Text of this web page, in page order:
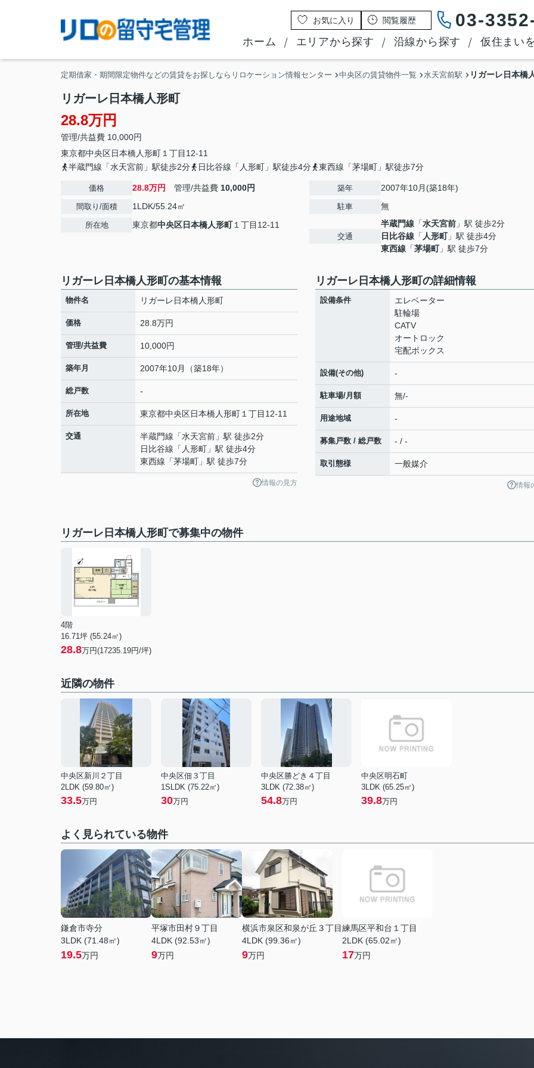
お気に入り 閲覧履歴 03-
ホーム エリアから探す 沿線から探す 仮住まい
定期借家・期間限定物件などの賃貸をお探しならリロケーション情報センター 中央区の賃貸物件一覧 水天宮前駅 リガーレ日本橋
リガーレ日本橋人形町
28.8万円
管理/共益費 10,000円
東京都中央区日本橋人形町 １丁目12-11
半蔵門線「水天宮前」駅徒歩2分
日比谷線「人形町」駅徒歩4分 東西線「茅場町」駅徒歩7分
価格 28.8万円 管理/共益費 10,000円
間取り/面積 1LDK/55.24㎡
所在地 東京都中央区日本橋人形町１丁目12-11
築年 2007年10月(築18年)
駐車 無
交通
半蔵門線 「水天宮前 」駅 徒歩2分
日比谷線 「 人形町」駅 徒歩4分
東西線 「茅場町」駅 徒歩7分
リガーレ日本橋人形町の基本情報
物件名 リガーレ日本橋人形町
価格 28.8万円
管理/共益費 10,000円
築年月 2007年10月（築18年）
総戸数 -
所在地 東京都中央区日本橋人形町 １丁目12-11
交通 半蔵門線 「水天宮前 」駅 徒歩2分
日比谷線 「 人形町 」駅 徒歩4分
東西線 「茅場町 」駅 徒歩7分
情報の見方
リガーレ日本橋人形町の詳細情報
設備条件
エレベーター
駐輪場
CATV
オートロック
宅配ボックス
設備(その他) -
駐車場/月額 無/-
用途地域 -
募集戸数 / 総戸数 - / -
取引態様 一般媒介
情報
リガーレ日本橋人形町で募集中の物件
4階
16.71坪 (55.24㎡)
28.8万円(17235.19円/坪)
近隣の物件
中央区新川２丁目
2LDK (59.80㎡)
33.5万円
中央区佃３丁目
1SLDK (75.22㎡)
30万円
中央区勝どき４丁目
3LDK (72.38㎡)
54.8万円
中央区明石町
3LDK (65.25㎡)
39.8万円
よく見られている物件
鎌倉市寺分
3LDK (71.48㎡)
19.5万円
平塚市田村９丁目
4LDK (92.53㎡)
9万円
横浜市泉区和泉が丘３丁目
4LDK (99.36㎡)
9万円
練馬区平和台１丁目
2LDK (65.02㎡)
17万円